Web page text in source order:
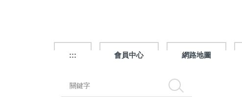
::: 會員中心 網路地圖
搜尋